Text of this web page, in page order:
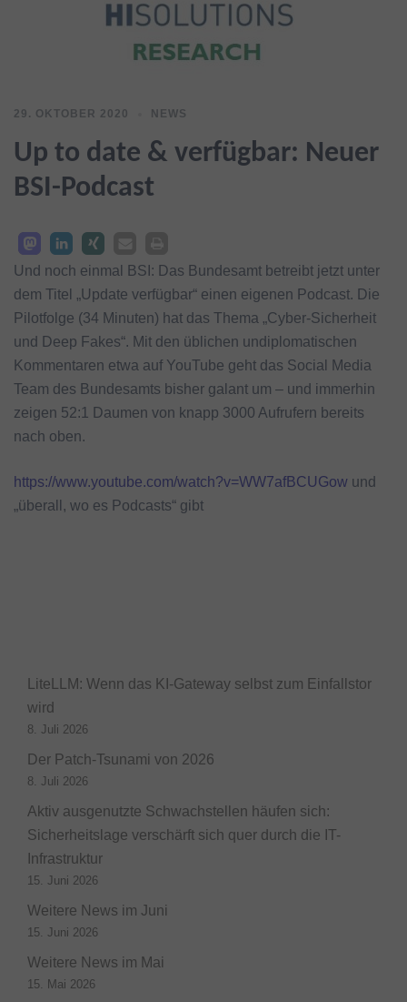
29. OKTOBER 2020 NEWS
Up to date & verfügbar: Neuer
BSI-Podcast
Und noch einmal BSI: Das Bundesamt betreibt jetzt unter
dem Titel „Update verfügbar“ einen eigenen Podcast. Die
Pilotfolge (34 Minuten) hat das Thema „Cyber-Sicherheit
und Deep Fakes“. Mit den üblichen undiplomatischen
Kommentaren etwa auf YouTube geht das Social Media
Team des Bundesamts bisher galant um – und immerhin
zeigen 52:1 Daumen von knapp 3000 Aufrufern bereits
nach oben.
https://www.youtube.com/watch?v=WW7afBCUGow und
„überall, wo es Podcasts“ gibt
LiteLLM: Wenn das KI-Gateway selbst zum Einfallstor
wird
8. Juli 2026
Der Patch-Tsunami von 2026
8. Juli 2026
Aktiv ausgenutzte Schwachstellen häufen sich:
Sicherheitslage verschärft sich quer durch die IT-
Infrastruktur
15. Juni 2026
Weitere News im Juni
15. Juni 2026
Weitere News im Mai
15. Mai 2026